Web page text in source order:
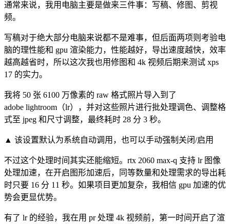
通常来说，我用电脑主要是做来三件事：写稿、修图、剪视
频。
写稿对于绝大部分电脑来说都不是难事，但后面两项则考验电
脑的理性能和 gpu 渲染能力，性能越好，导出速度越快，效率
越高越省时，所以这次我也用修图和 4k 视频后期来测试 xps
17 的实力。
我将 50 张 6100 万像素的 raw 格式照片导入到了
adobe lightroom（lr），并对这些照片进行批处理调色、调整格
式至 jpeg 和尺寸调整，最终耗时 28 分 3 秒。
▲ 该设置默认为系统自动调用，也可以手动强制关闭/启用
不过这个处理时间其实还能缩短。rtx 2060 max-q 支持 lr 图像
处理加速，在开启图形加速后，同等数量和处理需求的导出耗
时只要 16 分 11 秒。如果项目更加复杂，我相信 gpu 加速的优
势会更显优势。
有了 lr 的经验，我在用 pr 处理 4k 视频前，第一时间开启了渲